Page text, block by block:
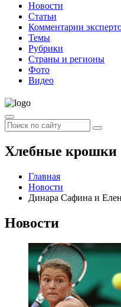
Новости
Статьи
Комментарии
Темы
Рубрики
Страны и регионы
Фото
Видео
Хлебные крошки
Главная
Новости
Динара Сафина и
Новости